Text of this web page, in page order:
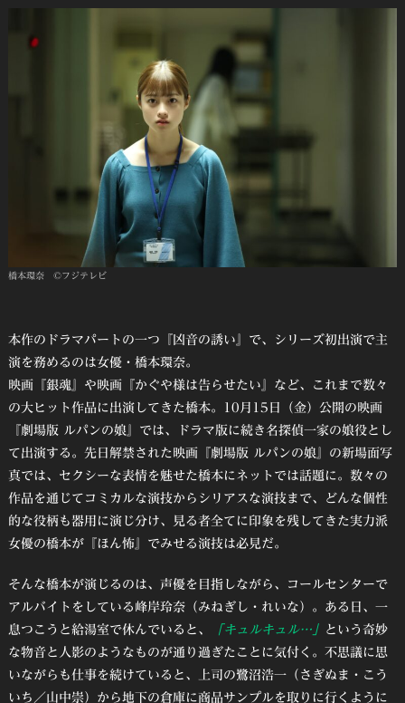
橋本環奈 ©フジテレビ
本作のドラマパートの一つ『凶音の誘い』で、シリーズ初出演で主
演を務めるのは女優・橋本環奈。
映画『銀魂』や映画『かぐや様は告らせたい』など、これまで数々
の大ヒット作品に出演してきた橋本。10月15日（金）公開の映画
『劇場版 ルパンの娘』では、ドラマ版に続き名探偵一家の娘役とし
て出演する。先日解禁された映画『劇場版 ルパンの娘』の新場面写
真では、セクシーな表情を魅せた橋本にネットでは話題に。数々の
作品を通じてコミカルな演技からシリアスな演技まで、どんな個性
的な役柄も器用に演じ分け、見る者全てに印象を残してきた実力派
女優の橋本が『ほん怖』でみせる演技は必見だ。
そんな橋本が演じるのは、声優を目指しながら、コールセンターで
アルバイトをしている峰岸玲奈（みねぎし・れいな）。ある日、一
息つこうと給湯室で休んでいると、
「キュルキュル…」 という奇妙
な物音と人影のようなものが通り過ぎたことに気付く。不思議に思
いながらも仕事を続けていると、上司の鷺沼浩一（さぎぬま・こう
いち／山中崇）から地下の倉庫に商品サンプルを取りに行くように